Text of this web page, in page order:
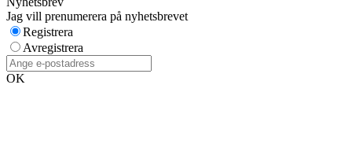
Jag vill prenumerera på nyhetsbrevet
Registrera
Avregistrera
OK